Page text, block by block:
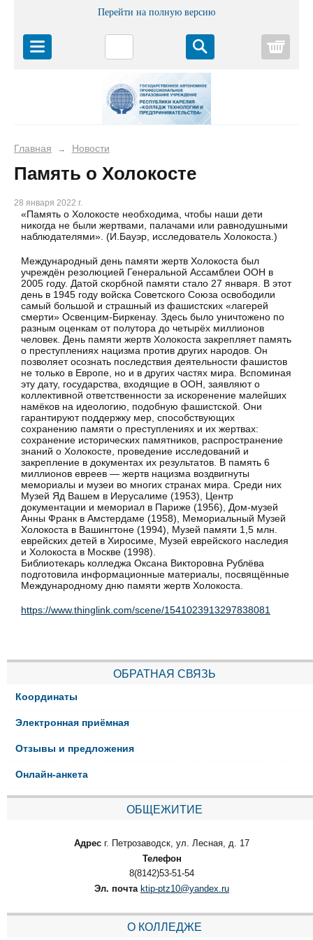
Перейти на полную версию
Главная → Новости
Память о Холокосте
28 января 2022 г.
«Память о Холокосте необходима, чтобы наши дети
никогда не были жертвами, палачами или равнодушными
наблюдателями». (И.Бауэр, исследователь Холокоста.)
Международный день памяти жертв Холокоста был
учреждён резолюцией Генеральной Ассамблеи ООН в
2005 году. Датой скорбной памяти стало 27 января. В этот
день в 1945 году войска Советского Союза освободили
самый большой и страшный из фашистских «лагерей
смерти» Освенцим-Биркенау. Здесь было уничтожено по
разным оценкам от полутора до четырёх миллионов
человек. День памяти жертв Холокоста закрепляет память
о преступлениях нацизма против других народов. Он
позволяет осознать последствия деятельности фашистов
не только в Европе, но и в других частях мира. Вспоминая
эту дату, государства, входящие в ООН, заявляют о
коллективной ответственности за искоренение малейших
намёков на идеологию, подобную фашистской. Они
гарантируют поддержку мер, способствующих
сохранению памяти о преступлениях и их жертвах:
сохранение исторических памятников, распространение
знаний о Холокосте, проведение исследований и
закрепление в документах их результатов. В память 6
миллионов евреев — жертв нацизма воздвигнуты
мемориалы и музеи во многих странах мира. Среди них
Музей Яд Вашем в Иерусалиме (1953), Центр
документации и мемориал в Париже (1956), Дом-музей
Анны Франк в Амстердаме (1958), Мемориальный Музей
Холокоста в Вашингтоне (1994), Музей памяти 1,5 млн.
еврейских детей в Хиросиме, Музей еврейского наследия
и Холокоста в Москве (1998).
Библиотекарь колледжа Оксана Викторовна Рублёва
подготовила информационные материалы, посвящённые
Международному дню памяти жертв Холокоста.
https://www.thinglink.com/scene/1541023913297838081
ОБРАТНАЯ СВЯЗЬ
Координаты
Электронная приёмная
Отзывы и предложения
Онлайн-анкета
ОБЩЕЖИТИЕ
Адрес г. Петрозаводск, ул. Лесная, д. 17
Телефон
8(8142)53-51-54
Эл. почта ktip-ptz10@yandex.ru
О КОЛЛЕДЖЕ